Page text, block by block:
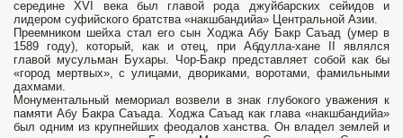
середине XVI века был главой рода джуйбарских сейидов и
лидером суфийского братства «накшбандийа» Центральной Азии.
Преемником шейха стал его сын Ходжа Абу Бакр Саъад (умер в
1589 году), который, как и отец, при Абдулла-хане II являлся
главой мусульман Бухары. Чор-Бакр представляет собой как бы
«город мертвых», с улицами, двориками, воротами, фамильными
дахмами.
Монументальный мемориал возвели в знак глубокого уважения к
памяти Абу Бакра Саъада. Ходжа Саъад как глава «накшбандийа»
был одним из крупнейших феодалов ханства. Он владел землей и